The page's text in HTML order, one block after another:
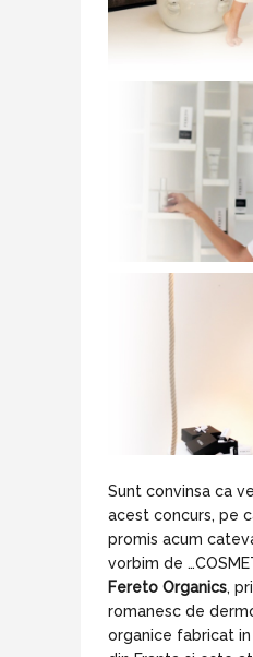
Sunt convinsa ca
acest concurs, pe
promis acum
vorbim de
Fereto Organics,
romanesc de
organice fabricat